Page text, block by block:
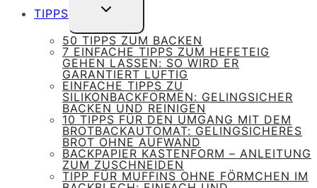
TIPPS
UNTERMENÜ
UMSCHALTEN
50 TIPPS ZUM BACKEN
7 EINFACHE TIPPS ZUM HEFETEIG
GEHEN LASSEN: SO WIRD ER
GARANTIERT LUFTIG
EINFACHE TIPPS ZU
SILIKONBACKFORMEN: GELINGSICHER
BACKEN UND REINIGEN
10 TIPPS FÜR DEN UMGANG MIT DEM
BROTBACKAUTOMAT: GELINGSICHERES
BROT OHNE AUFWAND
BACKPAPIER KASTENFORM – ANLEITUNG
ZUM ZUSCHNEIDEN
TIPP FÜR MUFFINS OHNE FÖRMCHEN IM